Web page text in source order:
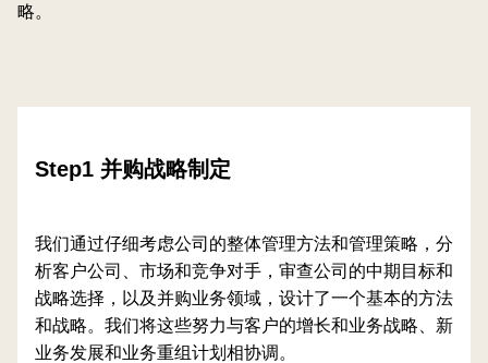
略。
Step1 并购战略制定
我们通过仔细考虑公司的整体管理方法和管理策略，分
析客户公司、市场和竞争对手，审查公司的中期目标和
战略选择，以及并购业务领域，设计了一个基本的方法
和战略。我们将这些努力与客户的增长和业务战略、新
业务发展和业务重组计划相协调。